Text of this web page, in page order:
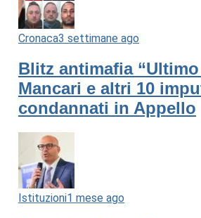
Cronaca3 settimane ago
Blitz antimafia
Mancari e altri 10
condannati in Appello
Istituzioni1 mese ago